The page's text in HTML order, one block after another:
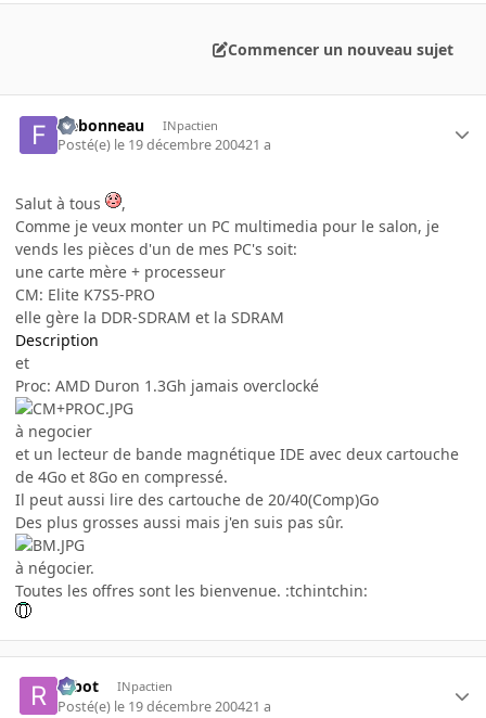
Commencer un nouveau sujet
frebonneau INpactien
Posté(e) le 19 décembre 200421 a
Salut à tous
,
Comme je veux monter un PC multimedia pour le salon, je
vends les pièces d'un de mes PC's soit:
une carte mère + processeur
CM: Elite K7S5-PRO
elle gère la DDR-SDRAM et la SDRAM
Description
et
Proc: AMD Duron 1.3Gh jamais overclocké
à negocier
et un lecteur de bande magnétique IDE avec deux cartouche
de 4Go et 8Go en compressé.
Il peut aussi lire des cartouche de 20/40(Comp)Go
Des plus grosses aussi mais j'en suis pas sûr.
à négocier.
Toutes les offres sont les bienvenue. :tchintchin:
rabot INpactien
Posté(e) le 19 décembre 200421 a